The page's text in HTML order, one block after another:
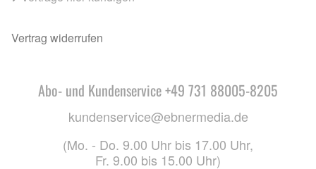
Vertrag widerrufen
Abo- und Kundenservice +49 731 88005-8205
kundenservice@ebnermedia.de
(Mo. - Do. 9.00 Uhr bis 17.00 Uhr,
Fr. 9.00 bis 15.00 Uhr)